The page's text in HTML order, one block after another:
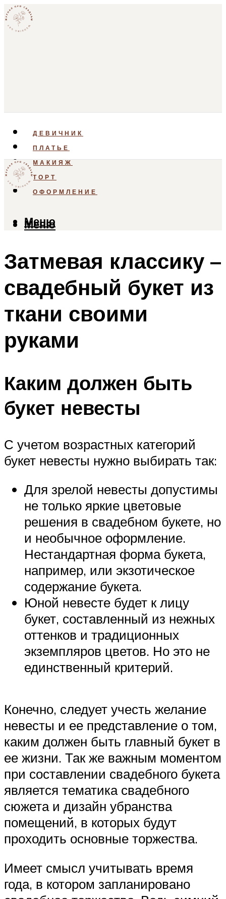
ДЕВИЧНИК
ПЛАТЬЕ
МАКИЯЖ
ТОРТ
ОФОРМЛЕНИЕ
Меню
Меню
Затмевая классику –
свадебный букет из
ткани своими
руками
Каким должен быть
букет невесты
С учетом возрастных категорий
букет невесты нужно выбирать так:
Для зрелой невесты допустимы
не только яркие цветовые
решения в свадебном букете, но
и необычное оформление.
Нестандартная форма букета,
например, или экзотическое
содержание букета.
Юной невесте будет к лицу
букет, составленный из нежных
оттенков и традиционных
экземпляров цветов. Но это не
единственный критерий.
Конечно, следует учесть желание
невесты и ее представление о том,
каким должен быть главный букет в
ее жизни. Так же важным моментом
при составлении свадебного букета
является тематика свадебного
сюжета и дизайн убранства
помещений, в которых будут
проходить основные торжества.
Имеет смысл учитывать время
года, в котором запланировано